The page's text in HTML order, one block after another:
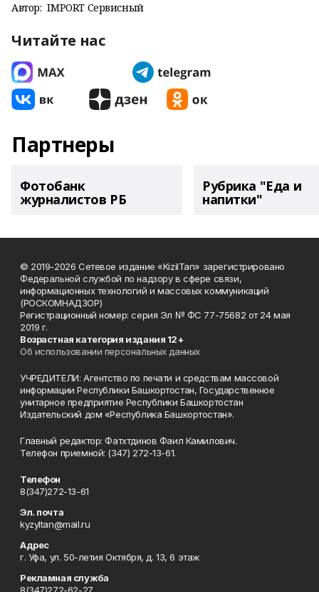
Автор: IMPORT Сервисный
Читайте нас
Партнеры
Фотобанк
журналистов РБ
Рубрика "Еда и
напитки"
© 2019-2026 Сетевое издание «KizilTan» зарегистрировано
Федеральной службой по надзору в сфере связи,
информационных технологий и массовых коммуникаций
(РОСКОМНАДЗОР)
Регистрационный номер: серия Эл № ФС 77-75682 от 24 мая
2019 г.
Возрастная категория издания 12+
Об использовании персональных данных
УЧРЕДИТЕЛИ: Агентство по печати и средствам массовой
информации Республики Башкортостан, Государственное
унитарное предприятие Республики Башкортостан
Издательский дом «Республика Башкортостан».
Главный редактор: Фатхтдинов Фаил Камилович.
Телефон приемной: (347) 272-13-61.
Телефон
8(347)272-13-61
Эл. почта
kyzyltan@mail.ru
Адрес
г. Уфа, ул. 50-летия Октября, д. 13, 6 этаж
Рекламная служба